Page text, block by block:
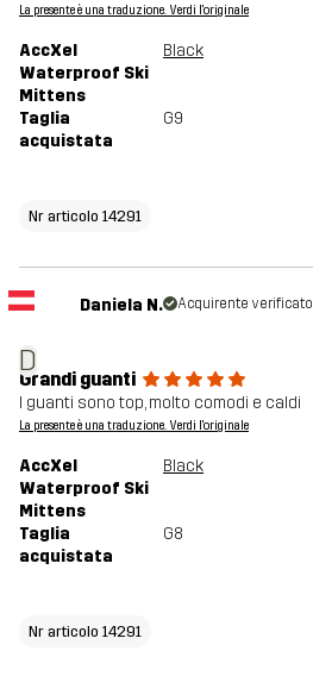
La presente è una traduzione. Verdi l'originale
AccXel
Waterproof Ski
Mittens
Black
Taglia
acquistata
G9
Nr articolo 14291
D
Daniela N. Acquirente verificato
Grandi guanti
I guanti sono top, molto comodi e caldi
La presente è una traduzione. Verdi l'originale
AccXel
Waterproof Ski
Mittens
Black
Taglia
acquistata
G8
Nr articolo 14291